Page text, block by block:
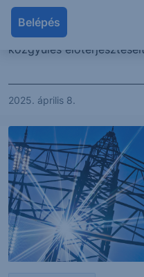
Belépés
A Gloster közzétette az
közgyűlés
2025. április 8.